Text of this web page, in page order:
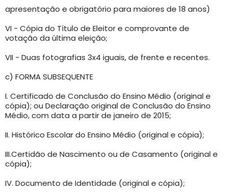
apresentação e obrigatório para maiores de 18 anos)
VI - Cópia do Título de Eleitor e comprovante de
votação da última eleição;
VII - Duas fotografias 3x4 iguais, de frente e recentes.
c) FORMA SUBSEQUENTE
I. Certificado de Conclusão do Ensino Médio (original e
cópia); ou Declaração original de Conclusão do Ensino
Médio, com data a partir de janeiro de 2015;
II. Histórico Escolar do Ensino Médio (original e cópia);
III.Certidão de Nascimento ou de Casamento (original e
cópia);
IV. Documento de Identidade (original e cópia);